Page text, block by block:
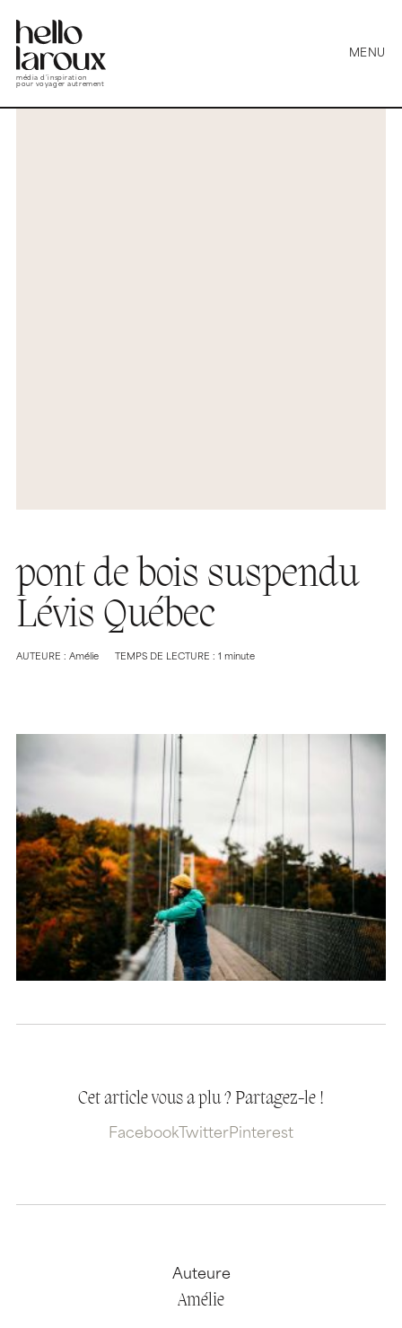
média d’inspiration
pour voyager autrement
MENU
pont de bois suspendu
Lévis Québec
AUTEURE : Amélie TEMPS DE LECTURE : 1 minute
Cet article vous a plu ? Partagez-le !
Facebook TwitterPinterest
Auteure
Amélie